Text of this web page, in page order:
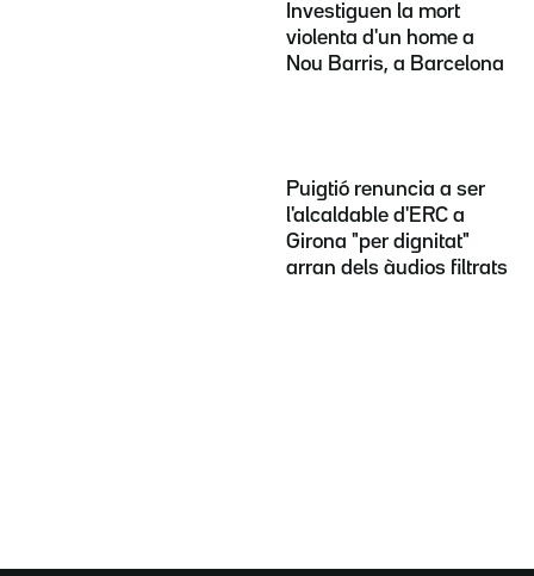
Investiguen la mort
violenta d'un home a
Nou Barris, a Barcelona
Puigtió renuncia a ser
l'alcaldable d'ERC a
Girona "per dignitat"
arran dels àudios filtrats